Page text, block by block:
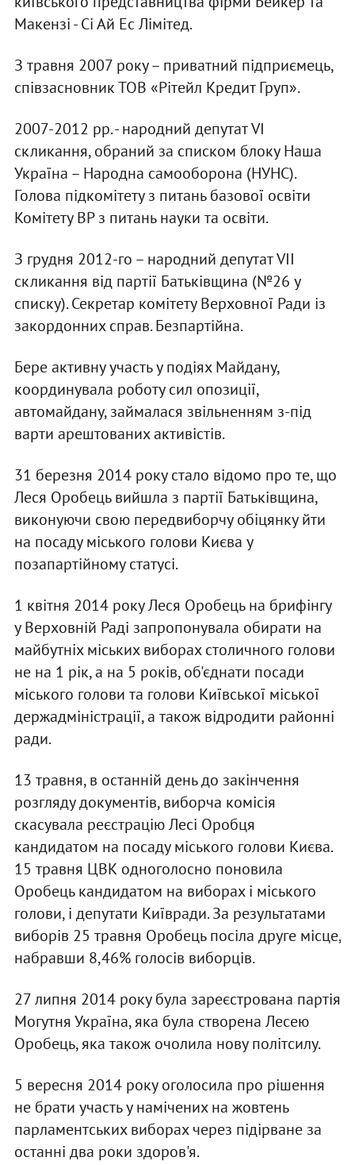
Макензі - Сі Ай Ес Лімітед.
З травня 2007 року – приватний підприємець,
співзасновник ТОВ «Рітейл Кредит Груп».
2007-2012 рр. - народний депутат VI
скликання, обраний за списком блоку Наша
Україна – Народна самооборона (НУНС).
Голова підкомітету з питань базової освіти
Комітету ВР з питань науки та освіти.
З грудня 2012-го – народний депутат VII
скликання від партії Батьківщина (№26 у
списку). Секретар комітету Верховної Ради із
закордонних справ. Безпартійна.
Бере активну участь у подіях Майдану,
координувала роботу сил опозиції,
автомайдану, займалася звільненням з-під
варти арештованих активістів.
31 березня 2014 року стало відомо про те, що
Леся Оробець вийшла з партії Батьківщина,
виконуючи свою передвиборчу обіцянку йти
на посаду міського голови Києва у
позапартійному статусі.
1 квітня 2014 року Леся Оробець на брифінгу
у Верховній Раді запропонувала обирати на
майбутніх міських виборах столичного голови
не на 1 рік, а на 5 років, об'єднати посади
міського голови та голови Київської міської
держадміністрації, а також відродити районні
ради.
13 травня, в останній день до закінчення
розгляду документів, виборча комісія
скасувала реєстрацію Лесі Оробця
кандидатом на посаду міського голови Києва.
15 травня ЦВК одноголосно поновила
Оробець кандидатом на виборах і міського
голови, і депутати Київради. За результатами
виборів 25 травня Оробець посіла друге місце,
набравши 8,46% голосів виборців.
27 липня 2014 року була зареєстрована партія
Могутня Україна, яка була створена Лесею
Оробець, яка також очолила нову політсилу.
5 вересня 2014 року оголосила про рішення
не брати участь у намічених на жовтень
парламентських виборах через підірване за
останні два роки здоров'я.